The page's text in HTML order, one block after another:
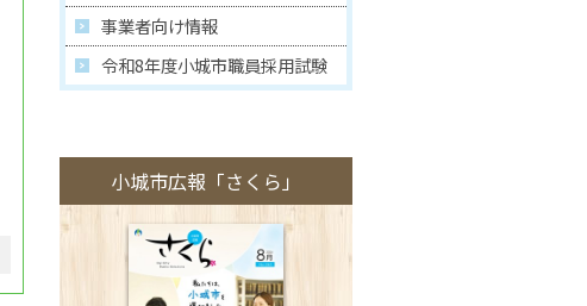
事業者向け情報
令和8年度小城市職員採用試験
小城市広報「さくら」